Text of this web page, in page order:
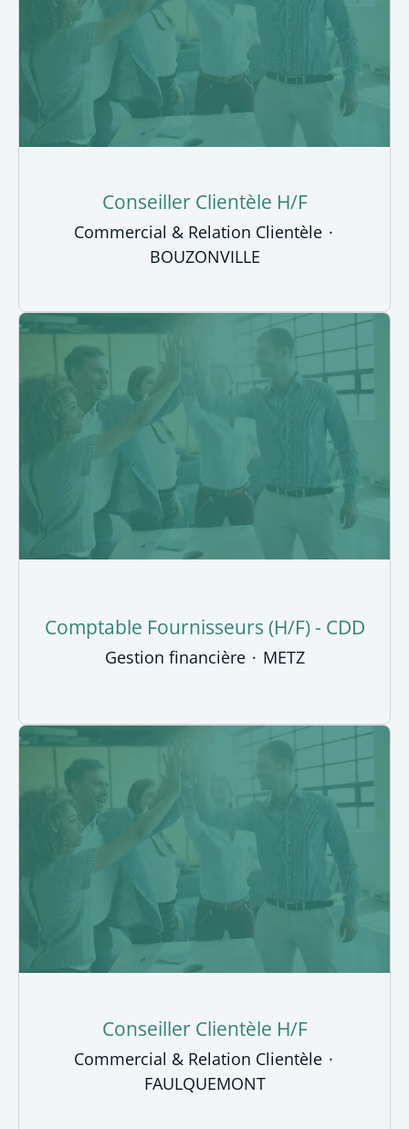
Conseiller Clientèle H/F
Commercial & Relation Clientèle ·
BOUZONVILLE
Comptable Fournisseurs (H/F) - CDD
Gestion financière · METZ
Conseiller Clientèle H/F
Commercial & Relation Clientèle ·
FAULQUEMONT